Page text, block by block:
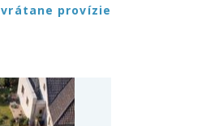
vrátane provízie